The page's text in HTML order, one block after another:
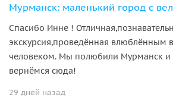
Мурманск: маленький город с
Спасибо Инне !
экскурсия,проведённая влюблённым
человеком. Мы полюбили Мурманск и
вернёмся сюда!
29 дней назад